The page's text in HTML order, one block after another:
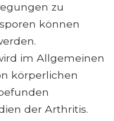
zu
können
im Allgemeinen
körperlichen
der Arthritis.